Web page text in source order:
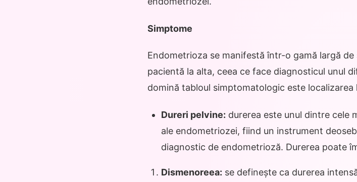
Simptome
Endometrioza se manifestă într-o gamă largă
pacientă la alta, ceea ce face diagnosticul unul
domină tabloul simptomatologic este
Dureri pelvine: durerea este unul dintre cele
ale endometriozei, fiind un instrument
diagnostic de endometrioză. Durerea poate
Dismenoreea: se definește ca durerea